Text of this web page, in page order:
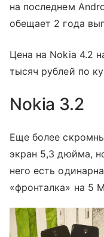
на последнем
обещает 2 года
Цена на Nokia 4.2
тысяч рублей по
Nokia 3.2
Еще более
экран 5,3 дюйма,
него есть
«фронталка» на 5